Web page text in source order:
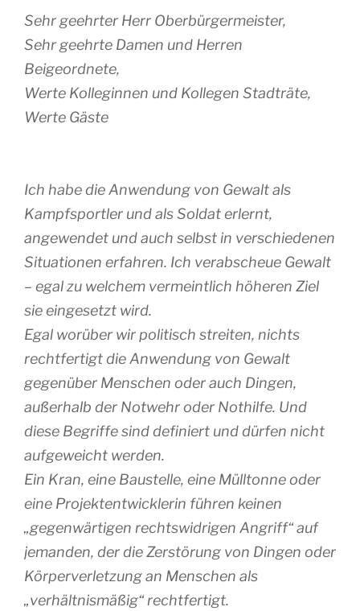
Sehr geehrter Herr Oberbürgermeister,
Sehr geehrte Damen und Herren
Beigeordnete,
Werte Kolleginnen und Kollegen Stadträte,
Werte Gäste
Ich habe die Anwendung von Gewalt als
Kampfsportler und als Soldat erlernt,
angewendet und auch selbst in verschiedenen
Situationen erfahren. Ich verabscheue Gewalt
– egal zu welchem vermeintlich höheren Ziel
sie eingesetzt wird.
Egal worüber wir politisch streiten, nichts
rechtfertigt die Anwendung von Gewalt
gegenüber Menschen oder auch Dingen,
außerhalb der Notwehr oder Nothilfe. Und
diese Begriffe sind definiert und dürfen nicht
aufgeweicht werden.
Ein Kran, eine Baustelle, eine Mülltonne oder
eine Projektentwicklerin führen keinen
„gegenwärtigen rechtswidrigen Angriff“ auf
jemanden, der die Zerstörung von Dingen oder
Körperverletzung an Menschen als
„verhältnismäßig“ rechtfertigt.